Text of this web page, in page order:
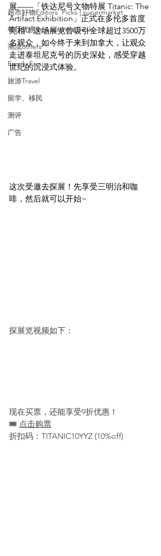
超市好物Editors' Picks | supermarket
餐厅优惠Restaurant's Deals
潮流others
Family Fun
旅游Travel
留学、移民
测评
广告
展——「铁达尼号文物特展 Titanic: The
Artifact Exhibition」正式在多伦多首度
亮相！这场展览曾吸引全球超过3500万
名观众，如今终于来到加拿大，让观众
走进泰坦尼克号的历史深处，感受穿越
世纪的沉浸式体验。
这次受邀去探展！先享受三明治和咖
啡，然后就可以开始~
探展览视频如下：
现在买票，还能享受9折优惠！
🎟️ 点击购票
折扣码：TITANIC10YYZ (10%off)